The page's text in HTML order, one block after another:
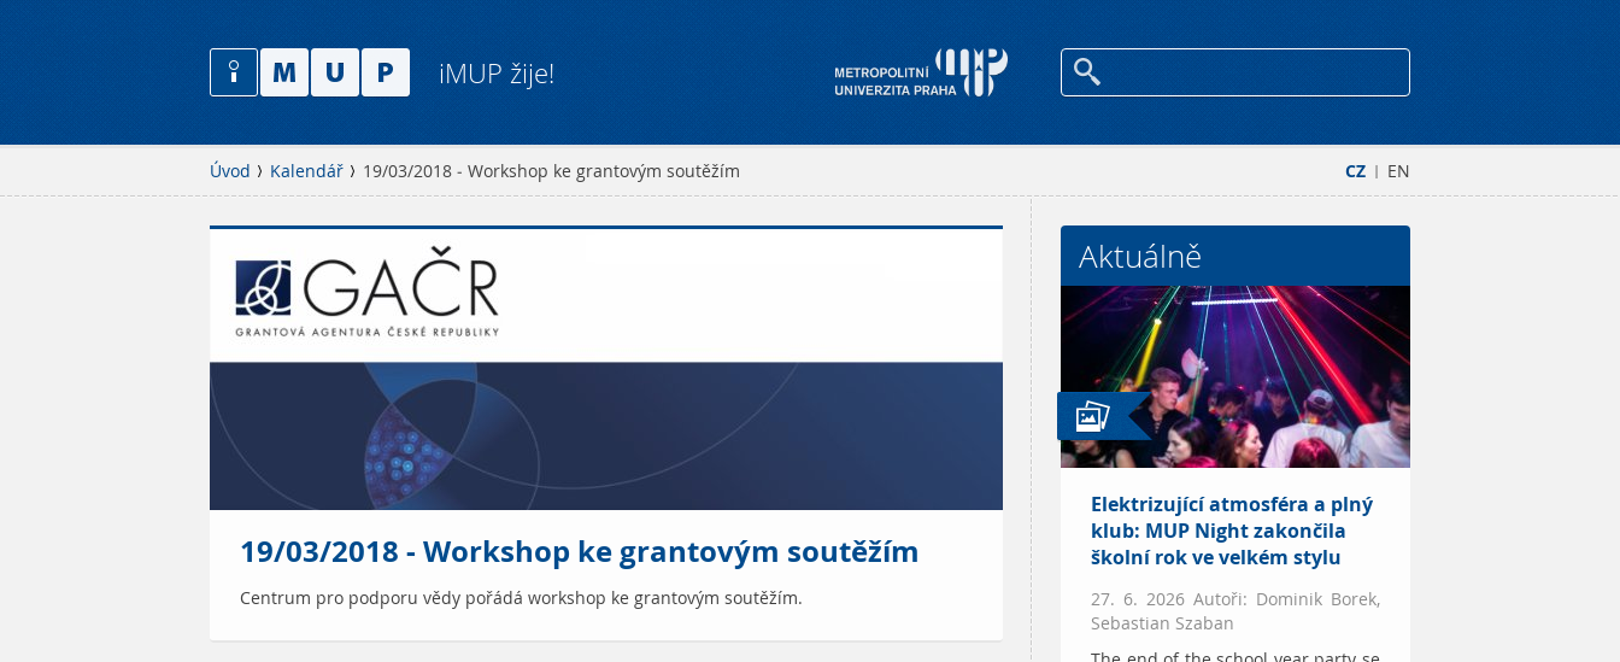
iMUP žije!
CZ | EN
Úvod Kalendář 19/03/2018 - Workshop ke grantovým soutěžím
19/03/2018 - Workshop ke grantovým soutěžím
Centrum pro podporu vědy pořádá workshop ke grantovým soutěžím.
Aktuálně
Elektrizující atmosféra a plný
klub: MUP Night zakončila
školní rok ve velkém stylu
27. 6. 2026 Autoři: Dominik Borek,
Sebastian Szaban